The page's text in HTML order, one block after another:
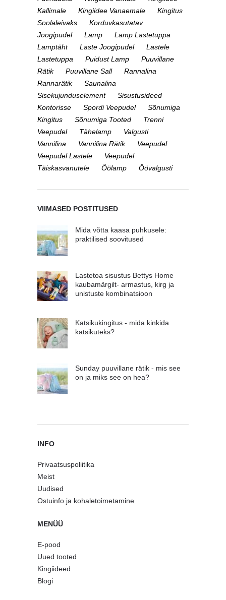
Kallimale
Kingiidee Vanaemale
Kingitus
Soolaleivaks
Korduvkasutatav
Joogipudel
Lamp
Lamp Lastetuppa
Lamptäht
Laste Joogipudel
Lastele
Lastetuppa
Puidust Lamp
Puuvillane
Rätik
Puuvillane Sall
Rannalina
Rannarätik
Saunalina
Sisekujunduselement
Sisustusideed
Kontorisse
Spordi Veepudel
Sõnumiga
Kingitus
Sõnumiga Tooted
Trenni
Veepudel
Tähelamp
Valgusti
Vannilina
Vannilina Rätik
Veepudel
Veepudel Lastele
Veepudel
Täiskasvanutele
Öölamp Öövalgusti
VIIMASED POSTITUSED
Mida võtta kaasa puhkusele:
praktilised soovitused
Lastetoa sisustus Bettys Home
kaubamärgilt- armastus, kirg ja
unistuste kombinatsioon
Katsikukingitus - mida kinkida
katsikuteks?
Sunday puuvillane rätik - mis see
on ja miks see on hea?
INFO
Privaatsuspoliitika
Meist
Uudised
Ostuinfo ja kohaletoimetamine
MENÜÜ
E-pood
Uued tooted
Kingiideed
Blogi